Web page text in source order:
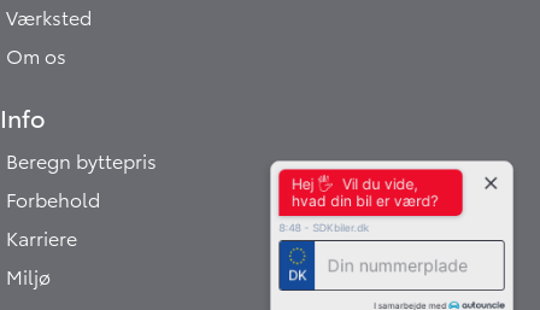
Værksted
Om os
Info
Beregn byttepris
Forbehold
Karriere
Miljø
Hej 🖐 Vil du vide,
hvad din bil er værd?
8:48- SDKbiler.dk
DK